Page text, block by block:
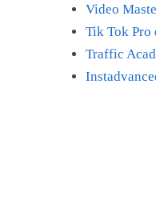
Video
Tik Tok
Traffic